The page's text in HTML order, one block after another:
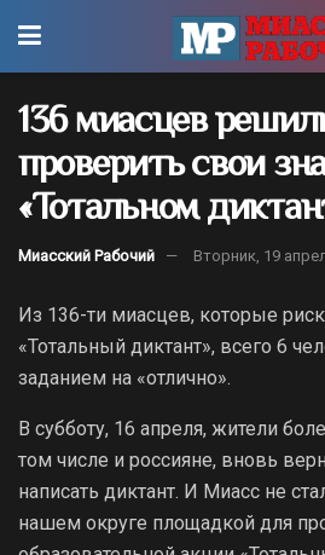
136 миасцев
проверить свои
«Тотальном
Миасский Рабочий Вторник, 19
Из 136-ти миасцев, которые
«Тотальный диктант», всего 6
заданием на «отлично».
В субботу, 16 апреля, жители
том числе и россияне, вновь
написать диктант. И Миасс не
нашем округе площадкой для